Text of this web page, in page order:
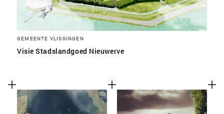
GEMEENTE VLISSINGEN
Visie Stadslandgoed Nieuwerve